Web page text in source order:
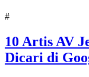
#
10 Artis AV
Dicari di